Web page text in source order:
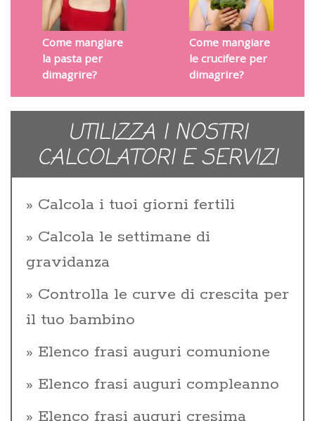
Come mangiare
la pasta per
dimagrire?
Come mangiare
le crucifere per
dimagrire?
UTILIZZA I NOSTRI
CALCOLATORI E SERVIZI
Calcola i tuoi giorni fertili
Calcola le settimane di
gravidanza
Controlla le curve di crescita per
il tuo bambino
Elenco frasi auguri comunione
Elenco frasi auguri compleanno